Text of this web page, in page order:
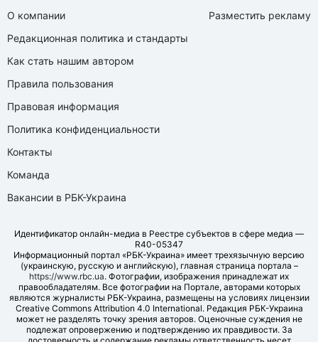
О компании
Редакционная политика и стандарты
Как стать нашим автором
Правила пользования
Правовая информация
Политика конфиденциальности
Контакты
Команда
Вакансии в РБК-Украина
Разместить рекламу
Идентификатор онлайн-медиа в Реестре субъектов в сфере медиа —
R40-05347
Информационный портал «РБК-Украина» имеет трехязычную версию
(украинскую, русскую и английскую), главная страница портала –
https://www.rbc.ua. Фотографии, изображения принадлежат их
правообладателям. Все фотографии на Портале, авторами которых
являются журналисты РБК-Украина, размещены на условиях лицензии
Creative Commons Attribution 4.0 International. Редакция РБК-Украина
может не разделять точку зрения авторов. Оценочные суждения не
подлежат опровержению и подтверждению их правдивости. За